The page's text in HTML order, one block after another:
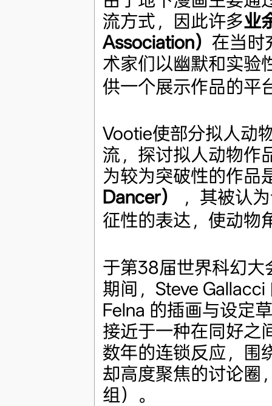
流方式，因此许多业
Association） 在当时
术家们以幽默和实验
供一个展示作品的平
Vootie使部分拟人动
流，探讨拟人动物作
为较为突破性的作品
Dancer）
，其被认
征性的表达，使动物
于第38届世界科幻
期间，Steve
Felna 的插画与设定
接近于一种在同好之
数年的连锁反应，围
却高度聚焦的讨论圈
组）。